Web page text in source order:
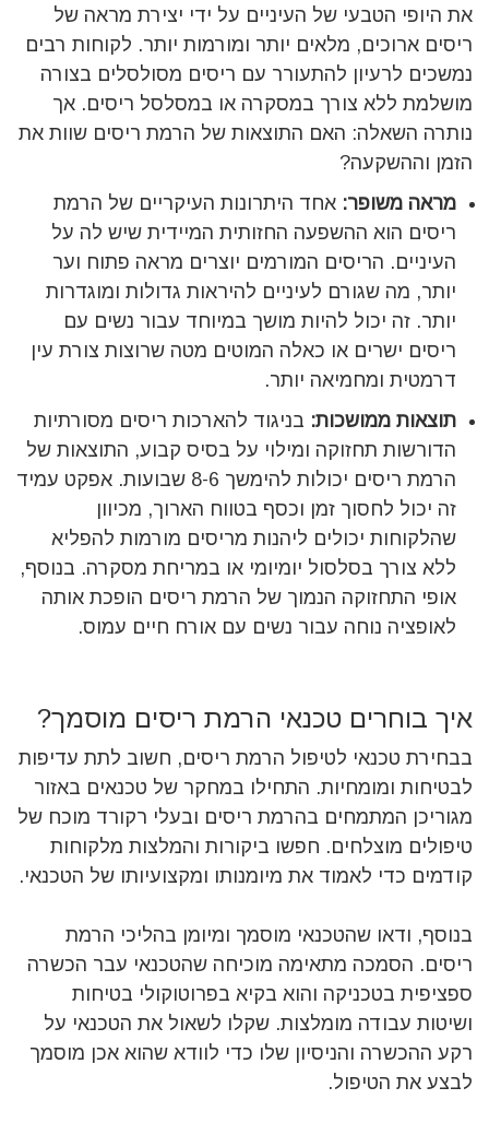
את היופי הטבעי של העיניים על ידי יצירת מראה של
ריסים ארוכים, מלאים יותר ומורמות יותר. לקוחות רבים
נמשכים לרעיון להתעורר עם ריסים מסולסלים בצורה
מושלמת ללא צורך במסקרה או במסלסל ריסים. אך
נותרה השאלה: האם התוצאות של הרמת ריסים שוות את
הזמן וההשקעה?
מראה משופר: אחד היתרונות העיקריים של הרמת
ריסים הוא ההשפעה החזותית המיידית שיש לה על
העיניים. הריסים המורמים יוצרים מראה פתוח וער
יותר, מה שגורם לעיניים להיראות גדולות ומוגדרות
יותר. זה יכול להיות מושך במיוחד עבור נשים עם
ריסים ישרים או כאלה המוטים מטה שרוצות צורת עין
דרמטית ומחמיאה יותר.
תוצאות ממושכות: בניגוד להארכות ריסים מסורתיות
הדורשות תחזוקה ומילוי על בסיס קבוע, התוצאות של
הרמת ריסים יכולות להימשך 8-6 שבועות. אפקט עמיד
זה יכול לחסוך זמן וכסף בטווח הארוך, מכיוון
שהלקוחות יכולים ליהנות מריסים מורמות להפליא
ללא צורך בסלסול יומיומי או במריחת מסקרה. בנוסף,
אופי התחזוקה הנמוך של הרמת ריסים הופכת אותה
לאופציה נוחה עבור נשים עם אורח חיים עמוס.
איך בוחרים טכנאי הרמת ריסים מוסמך?
בבחירת טכנאי לטיפול הרמת ריסים, חשוב לתת עדיפות
לבטיחות ומומחיות. התחילו במחקר של טכנאים באזור
מגוריכן המתמחים בהרמת ריסים ובעלי רקורד מוכח של
טיפולים מוצלחים. חפשו ביקורות והמלצות מלקוחות
קודמים כדי לאמוד את מיומנותו ומקצועיותו של הטכנאי.
בנוסף, ודאו שהטכנאי מוסמך ומיומן בהליכי הרמת
ריסים. הסמכה מתאימה מוכיחה שהטכנאי עבר הכשרה
ספציפית בטכניקה והוא בקיא בפרוטוקולי בטיחות
ושיטות עבודה מומלצות. שקלו לשאול את הטכנאי על
רקע ההכשרה והניסיון שלו כדי לוודא שהוא אכן מוסמך
לבצע את הטיפול.